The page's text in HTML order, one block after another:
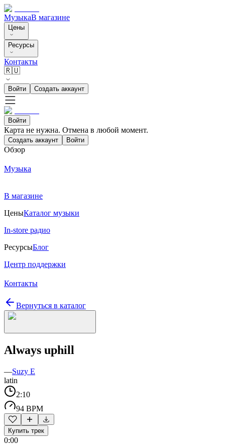
МузыкаВ магазине
Цены
Ресурсы
Контакты
🇷🇺
Войти Создать аккаунт
Войти
Карта не нужна. Отмена в любой момент.
Создать аккаунт Войти
Обзор
Музыка
В магазине
ЦеныКаталог музыки
In-store радио
РесурсыБлог
Центр поддержки
Контакты
Вернуться в каталог
Always uphill
—Suzy E
latin
2:10
94 BPM
Купить трек
0:00